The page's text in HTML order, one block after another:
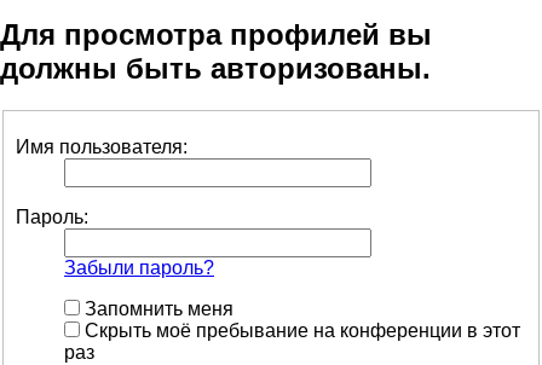
Для просмотра профилей вы
должны быть авторизованы.
Имя пользователя:
Пароль:
Забыли пароль?
Запомнить меня
Скрыть моё пребывание на конференции в этот
раз